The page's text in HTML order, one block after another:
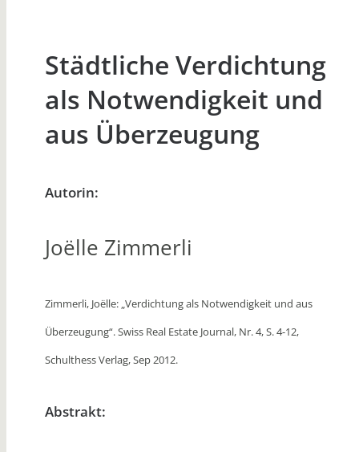
Städtliche Verdichtung
als Notwendigkeit und
aus Überzeugung
Autorin:
Joëlle Zimmerli
Zimmerli, Joëlle: „Verdichtung als Notwendigkeit und aus
Überzeugung“.Swiss Real Estate Journal, Nr. 4, S. 4-12,
Schulthess Verlag, Sep 2012.
Abstrakt: